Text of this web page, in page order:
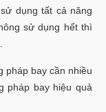
dụng tất cả năng
sử dụng hết thì
pháp bay cần nhiều
pháp bay hiệu quả